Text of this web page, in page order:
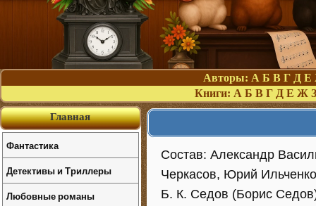
Авторы: А Б В Г Д Е
Книги: А Б В Г Д Е Ж З
Состав: Александр
Черкасов, Юрий
Б. К. Седов (Борис
Главная
Фантастика
Детективы и Триллеры
Любовные романы